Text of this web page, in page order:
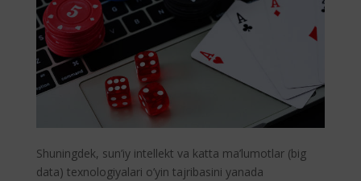
Shuningdek, sun’iy intellekt va katta ma’lumotlar (big
data) texnologiyalari o’yin tajribasini yanada